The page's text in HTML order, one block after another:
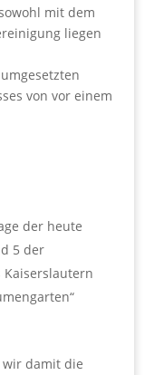
mit dem
liegen
von vor einem
der heute
5 der
Kaiserslautern
wir damit die